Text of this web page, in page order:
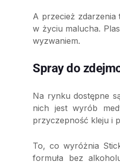
A przecież zdarzenia
w życiu malucha.
wyzwaniem.
Spray do
Na rynku dostępne
nich jest wyrób
przyczepność kleju i
To, co wyróżnia
formuła bez